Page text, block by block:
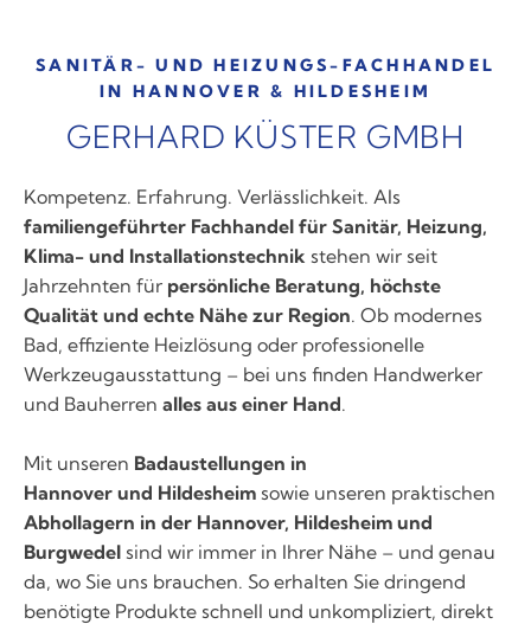
SANITÄR- UND HEIZUNGS-FACHHANDEL
IN HANNOVER & HILDESHEIM
GERHARD KÜSTER GMBH
Kompetenz. Erfahrung. Verlässlichkeit. Als
familiengeführter Fachhandel für Sanitär, Heizung,
Klima- und Installationstechnik stehen wir seit
Jahrzehnten für persönliche Beratung, höchste
Qualität und echte Nähe zur Region. Ob modernes
Bad, effiziente Heizlösung oder professionelle
Werkzeugausstattung – bei uns finden Handwerker
und Bauherren alles aus einer Hand.
Mit unseren Badaustellungen in
Hannover und Hildesheim sowie unseren praktischen
Abhollagern in der Hannover, Hildesheim und
Burgwedel sind wir immer in Ihrer Nähe – und genau
da, wo Sie uns brauchen. So erhalten Sie dringend
benötigte Produkte schnell und unkompliziert, direkt